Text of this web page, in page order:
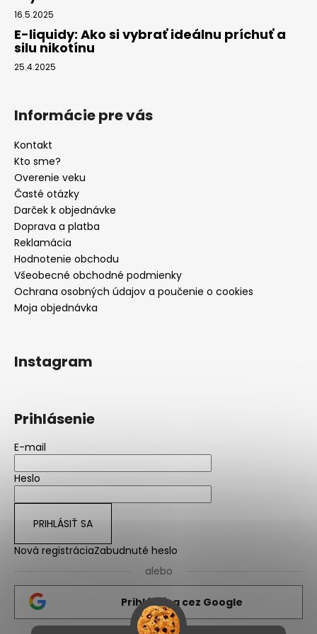
16.5.2025
E-liquidy: Ako si vybrať ideálnu príchuť a
silu nikotínu
25.4.2025
Informácie pre vás
Kontakt
Kto sme?
Overenie veku
Časté otázky
Darček k objednávke
Doprava a platba
Reklamácia
Hodnotenie obchodu
Všeobecné obchodné podmienky
Ochrana osobných údajov a poučenie o cookies
Moja objednávka
Instagram
Prihlásenie
E-mail
Heslo
PRIHLÁSIŤ SA
Nová registráciaZabudnuté heslo
alebo
Prihlásiť sa cez Google